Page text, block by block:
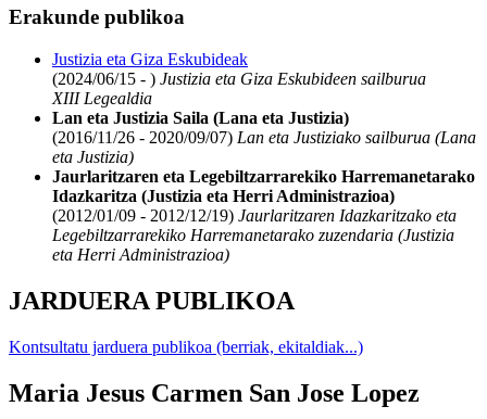
Erakunde publikoa
Justizia eta Giza Eskubideak
(2024/06/15 - ) Justizia eta Giza Eskubideen sailburua
XIII Legealdia
Lan eta Justizia Saila (Lana eta Justizia)
(2016/11/26 - 2020/09/07) Lan eta Justiziako sailburua (Lana
eta Justizia)
Jaurlaritzaren eta Legebiltzarrarekiko Harremanetarako
Idazkaritza (Justizia eta Herri Administrazioa)
(2012/01/09 - 2012/12/19) Jaurlaritzaren Idazkaritzako eta
Legebiltzarrarekiko Harremanetarako zuzendaria (Justizia
eta Herri Administrazioa)
JARDUERA PUBLIKOA
Kontsultatu jarduera publikoa (berriak, ekitaldiak...)
Maria Jesus Carmen San Jose Lopez